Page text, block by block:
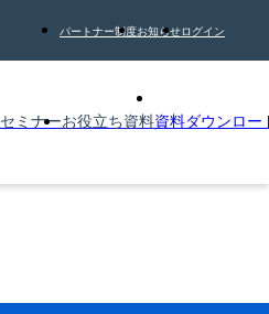
パートナー制度お知らせログイン
セミナーお役立ち資料資料ダウンロー